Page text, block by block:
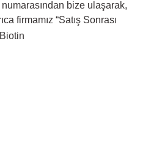
bize ulaşarak,
firmamız “Satış Sonrası